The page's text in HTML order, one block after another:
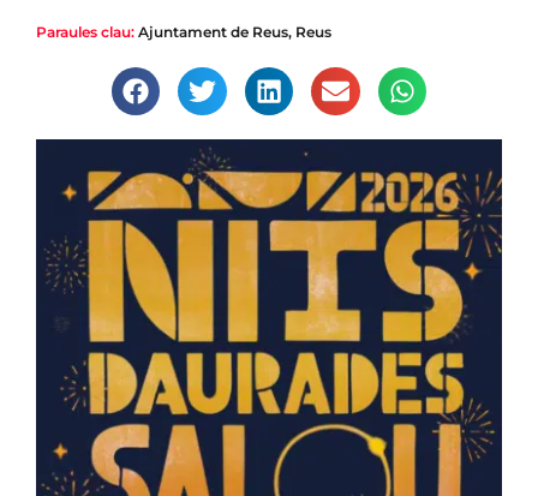
Paraules clau: Ajuntament de Reus, Reus